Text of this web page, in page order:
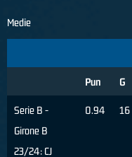
Medie
Pun G
Serie B -
Girone B
23/24: CJ
0.94 16